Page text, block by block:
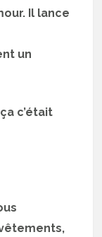
Il lance
un
c’était